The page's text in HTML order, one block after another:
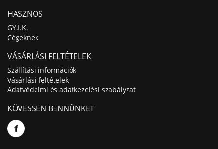
HASZNOS
GY.I.K.
Cégeknek
VÁSÁRLÁSI FELTÉTELEK
Szállítási információk
Vásárlási feltételek
Adatvédelmi és adatkezelési szabályzat
KÖVESSEN BENNÜNKET